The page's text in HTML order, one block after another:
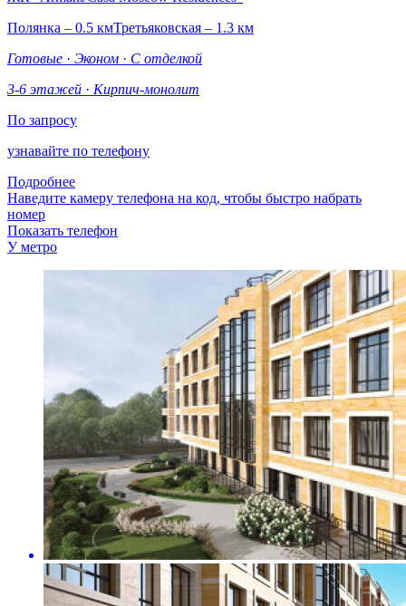
Полянка – 0.5 кмТретьяковская – 1.3 км
Готовые · Эконом · С отделкой
3-6 этажей · Кирпич-монолит
По запросу
узнавайте по телефону
Подробнее
Наведите камеру телефона на код, чтобы быстро набрать
номер
Показать телефон
У метро